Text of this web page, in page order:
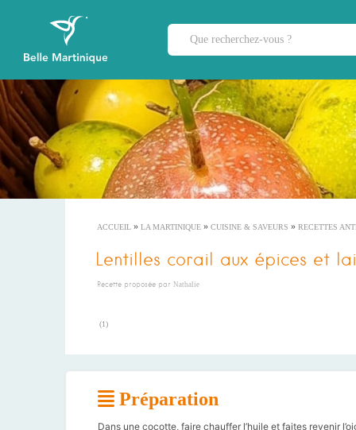
ACCUEIL » LA MARTINIQUE » CUISINE & SAVEURS » RECETTES
Lentilles corail aux épices et
Recette proposée par Nathalie
(1)
Préparation
Dans une cocotte, faire chauffer l’huile et faites revenir